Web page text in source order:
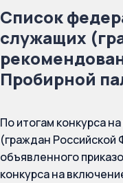
Список
служащих
Пробирной
По итогам конкурса
(граждан
объявленного
конкурса на